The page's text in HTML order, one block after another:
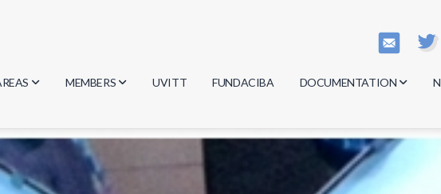
Physics
Geosciences
MEMBERS
Students
Graduates
UVITT FUNDACIBA DOCUMENTATION
Regulations
Documents